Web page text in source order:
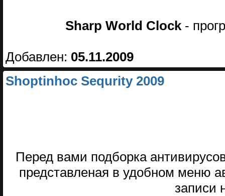
Sharp World Clock-
Добавлен: 05.11.2009
Shoptinhoc Sequrity 2009
Перед вами подборка
представленая в удобном меню
записи